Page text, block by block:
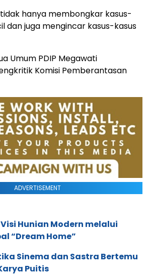
hanya membongkar kasus-
dan juga mengincar kasus-kasus
Umum PDIP Megawati
Komisi Pemberantasan
ADVERTISEMENT
Hunian Modern melalui
“Dream Home”
Sinema dan Sastra Bertemu
Puitis